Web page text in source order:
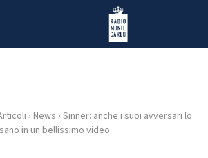
Radio Monte Carlo
› News › Sinner: anche i suoi avversari lo
in un bellissimo video